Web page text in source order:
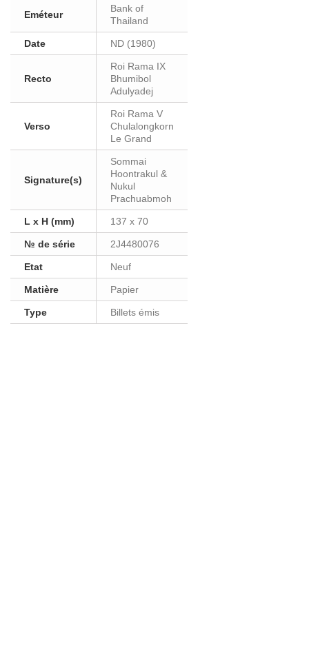
Eméteur
Bank of
Thailand
Date ND (1980)
Recto
Roi Rama IX
Bhumibol
Adulyadej
Verso
Roi Rama V
Chulalongkorn
Le Grand
Signature(s)
Sommai
Hoontrakul &
Nukul
Prachuabmoh
L x H (mm) 137 x 70
№ de série 2J4480076
Etat Neuf
Matière Papier
Type Billets émis